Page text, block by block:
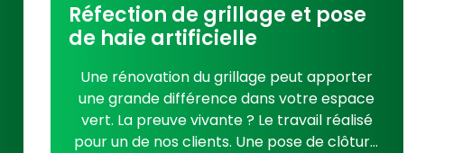
Réfection de grillage et pose
de haie artificielle
Une rénovation du grillage peut apporter
une grande différence dans votre espace
vert. La preuve vivante ? Le travail réalisé
pour un de nos clients. Une pose de clôture